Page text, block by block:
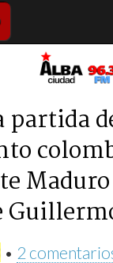
partida
• 2